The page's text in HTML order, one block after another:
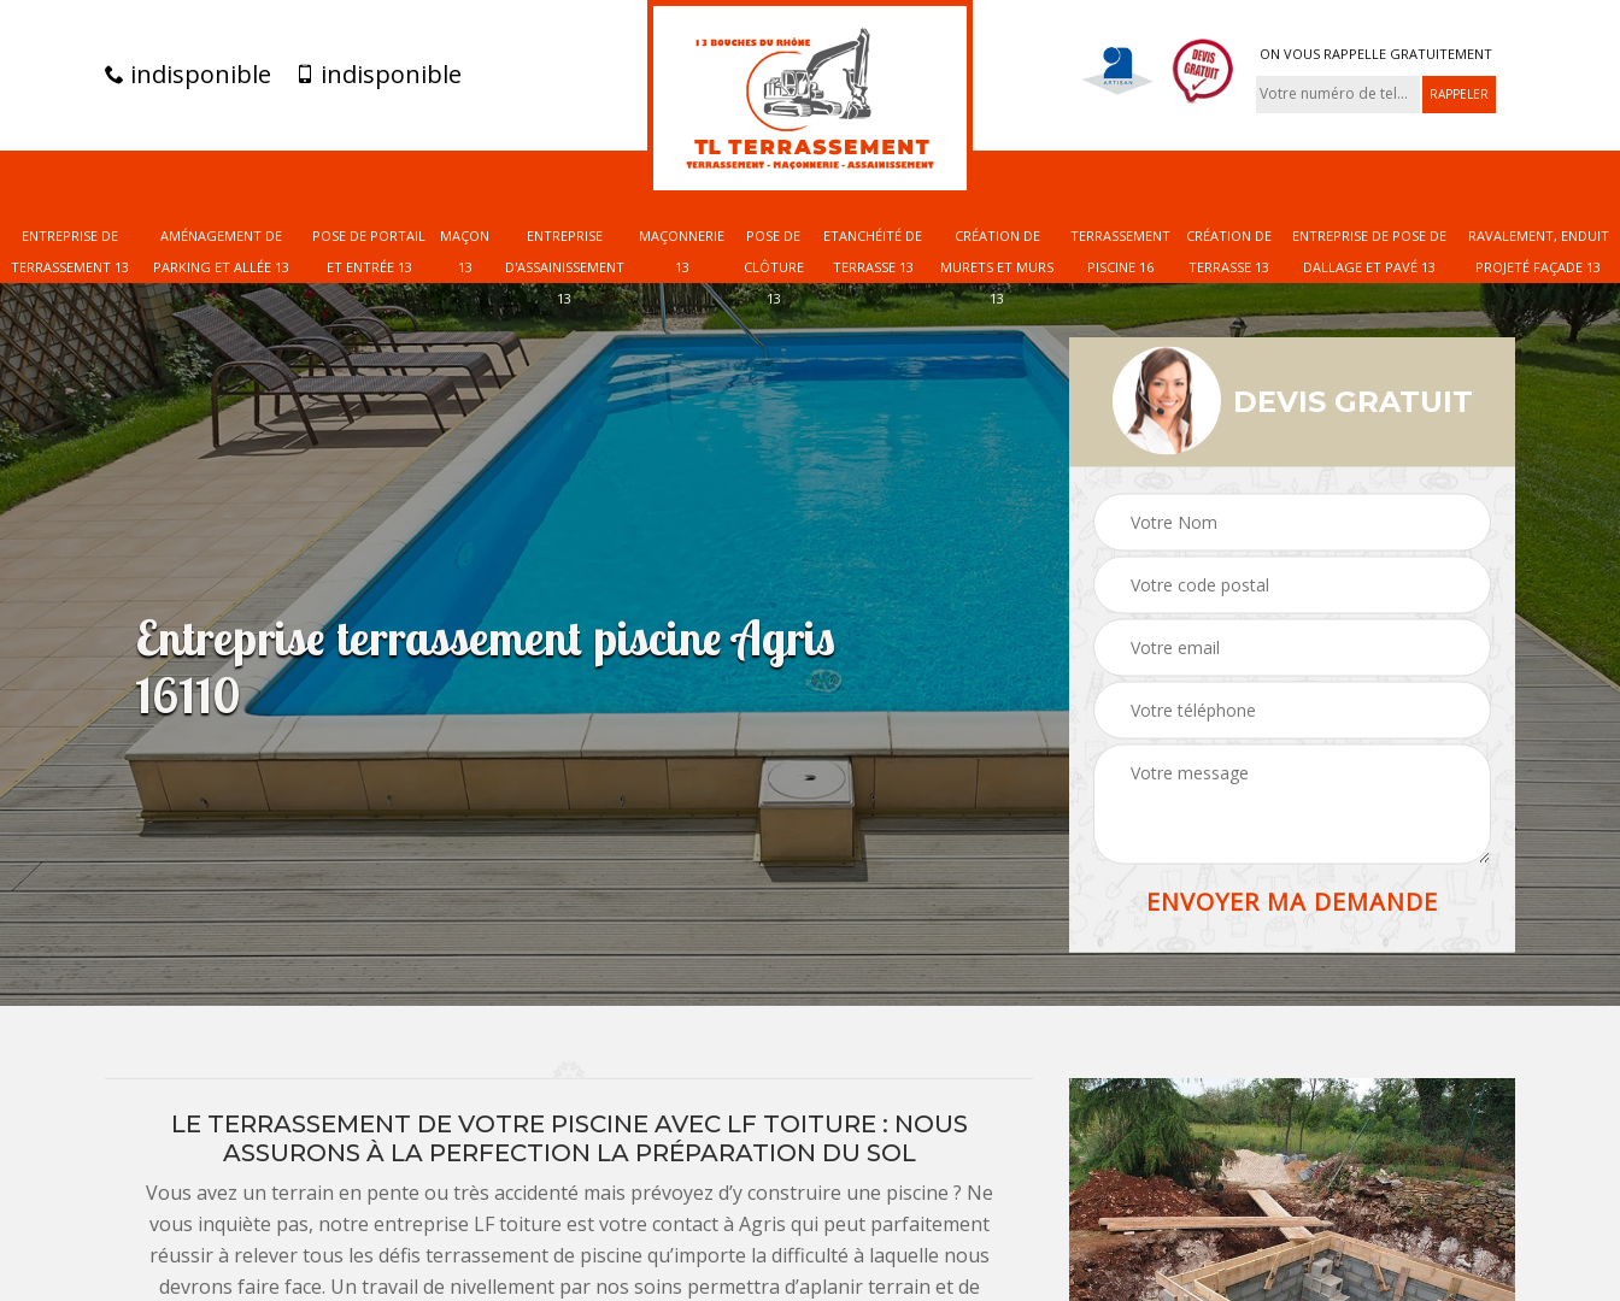
indisponible indisponible
ON VOUS RAPPELLE GRATUITEMENT
ENTREPRISE DE
TERRASSEMENT 13
AMÉNAGEMENT DE
PARKING ET ALLÉE 13
POSE DE PORTAIL
ET ENTRÉE 13
MAÇON
13
ENTREPRISE
D'ASSAINISSEMENT
13
MAÇONNERIE
13
POSE DE
CLÔTURE
13
ETANCHÉITÉ DE
TERRASSE 13
CRÉATION DE
MURETS ET MURS
13
TERRASSEMENT
PISCINE 16
CRÉATION DE
TERRASSE 13
ENTREPRISE DE POSE DE
DALLAGE ET PAVÉ 13
RAVALEMENT, ENDUIT
PROJETÉ FAÇADE 13
Entreprise terrassement piscine Agris
16110
DEVIS GRATUIT
LE TERRASSEMENT DE VOTRE PISCINE AVEC LF TOITURE : NOUS
ASSURONS À LA PERFECTION LA PRÉPARATION DU SOL
Vous avez un terrain en pente ou très accidenté mais prévoyez d’y construire une piscine ? Ne
vous inquiète pas, notre entreprise LF toiture est votre contact à Agris qui peut parfaitement
réussir à relever tous les défis terrassement de piscine qu’importe la difficulté à laquelle nous
devrons faire face. Un travail de nivellement par nos soins permettra d’aplanir terrain et de